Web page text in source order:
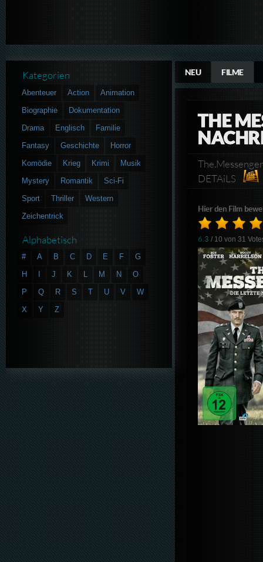
NEU FILME
THE
DETAiLS
Hier den Film
6.3 / 10 von31
Kategorien
Abenteuer Action
Animation
Biographie
Dokumentation
Drama
Englisch
Familie
Fantasy
Geschichte
Horror
Komödie
Krieg Krimi
Musik
Mystery
Romantik
Sci-Fi
Sport
Thriller
Western
Zeichentrick
Alphabetisch
# A B C D E F
G
H
J K L M N
O
P
Q R S T U V
W
X
Y Z